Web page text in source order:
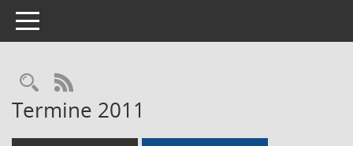
Toggle navigation
Rechercheauswahl
RSS-Feed
Termine 2011